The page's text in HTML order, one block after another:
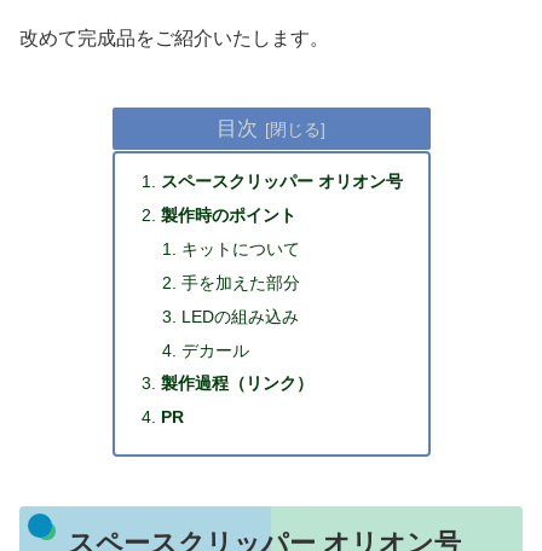
改めて完成品をご紹介いたします。
目次
スペースクリッパー オリオン号
製作時のポイント
キットについて
手を加えた部分
LEDの組み込み
デカール
製作過程（リンク）
PR
スペースクリッパー オリオン号